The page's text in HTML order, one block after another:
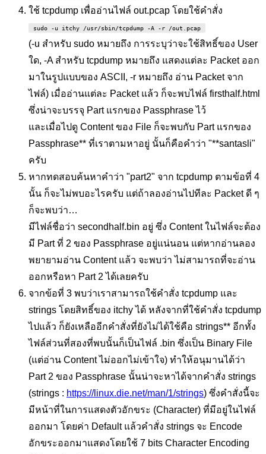
ใช้ tcpdump เพื่ออ่านไฟล์ out.pcap โดยใช้คำสั่ง
sudo -u itchy /usr/sbin/tcpdump -A -r /out.pcap
(-u สำหรับ sudo หมายถึง การระบุว่าจะใช้สิทธิ์ของ User
ใด, -A สำหรับ tcpdump หมายถึง แสดงแต่ละ Packet ออก
มาในรูปแบบของ ASCII, -r หมายถึง อ่าน Packet จาก
ไฟล์) เมื่ออ่านแต่ละ Packet แล้ว ก็จะพบไฟล์ firsthalf.html
ซึ่งน่าจะบรรจุ Part แรกของ Passphrase ไว้
และเมื่อไปดู Content ของ File ก็จะพบกับ Part แรกของ
Passphrase** ที่เราตามหาอยู่ นั้นก็คือคำว่า "**santasli"
ครับ
หากทดสอบค้นหาคำว่า "part2" จาก tcpdump ตามข้อที่ 4
นั้น ก็จะไม่พบอะไรครับ แต่ถ้าลองอ่านไปทีละ Packet ดี ๆ
ก็จะพบว่า…
มีไฟล์ชื่อว่า secondhalf.bin อยู่ ซึ่ง Content ในไฟล์จะต้อง
มี Part ที่ 2 ของ Passphrase อยู่แน่นอน แต่หากอ่านลอง
พยายามอ่าน Content แล้ว จะพบว่า ไม่สามารถที่จะอ่าน
ออกหรือหา Part 2 ได้เลยครับ
จากข้อที่ 3 พบว่าเราสามารถใช้คำสั่ง tcpdump และ
strings โดยสิทธิ์ของ itchy ได้ หลังจากที่ใช้คำสั่ง tcpdump
ไปแล้ว ก็ยังเหลืออีกคำสั่งที่ยังไม่ได้ใช้คือ strings** อีกทั้ง
ไฟล์ส่วนที่สองที่พบนั้นก็เป็นไฟล์ .bin ซึ่งเป็น Binary File
(แต่อ่าน Content ไม่ออกไม่เข้าใจ) ทำให้อนุมานได้ว่า
Part 2 ของ Passphrase นั้นน่าจะหาได้จากคำสั่ง strings
(strings : https://linux.die.net/man/1/strings) ซึ่งคำสั่งนี้จะ
มีหน้าที่ในการแสดงตัวอักขระ (Character) ที่มีอยู่ในไฟล์
ออกมา โดยค่า Default แล้วคำสั่ง strings จะ Encode
อักขระออกมาแสดงโดยใช้ 7 bits Character Encoding